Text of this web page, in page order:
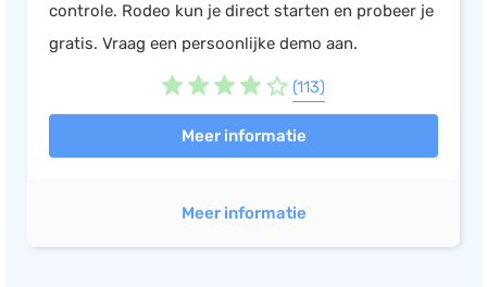
controle. Rodeo kun je direct starten en probeer je
gratis. Vraag een persoonlijke demo aan.
(113)
Meer informatie
Meer informatie